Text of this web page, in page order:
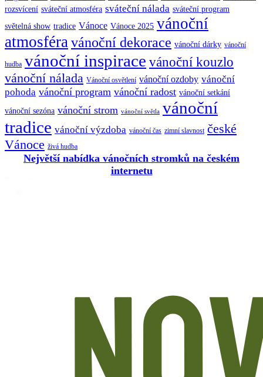
rozsvícení sváteční atmosféra sváteční nálada sváteční program
světelná show tradice Vánoce Vánoce 2025 vánoční
atmosféra vánoční dekorace vánoční dárky vánoční
hudba vánoční inspirace vánoční kouzlo
vánoční nálada Vánoční osvětlení vánoční ozdoby vánoční
pohoda vánoční program vánoční radost vánoční setkání
vánoční sezóna vánoční strom vánoční světla vánoční
tradice vánoční výzdoba vánoční čas zimní slavnost české
Vánoce živá hudba
Největší nabídka vánočních stromků na českém
internetu